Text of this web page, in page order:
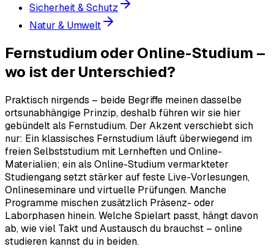
Sicherheit & Schutz
Natur & Umwelt
Fernstudium oder Online-Studium –
wo ist der Unterschied?
Praktisch nirgends – beide Begriffe meinen dasselbe
ortsunabhängige Prinzip, deshalb führen wir sie hier
gebündelt als Fernstudium. Der Akzent verschiebt sich
nur: Ein klassisches Fernstudium läuft überwiegend im
freien Selbststudium mit Lernheften und Online-
Materialien; ein als Online-Studium vermarkteter
Studiengang setzt stärker auf feste Live-Vorlesungen,
Onlineseminare und virtuelle Prüfungen. Manche
Programme mischen zusätzlich Präsenz- oder
Laborphasen hinein. Welche Spielart passt, hängt davon
ab, wie viel Takt und Austausch du brauchst – online
studieren kannst du in beiden.